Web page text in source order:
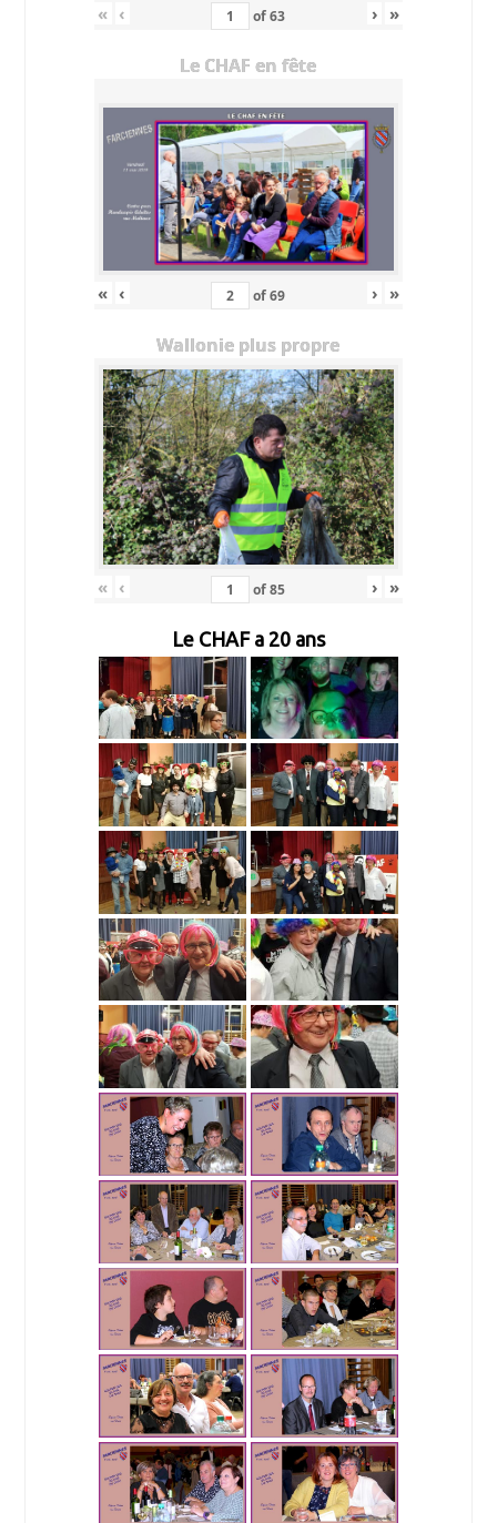
« ‹ of63 › »
Le CHAF en fête
« ‹ of69 › »
Wallonie plus propre
« ‹ of85 › »
Le CHAF a 20 ans